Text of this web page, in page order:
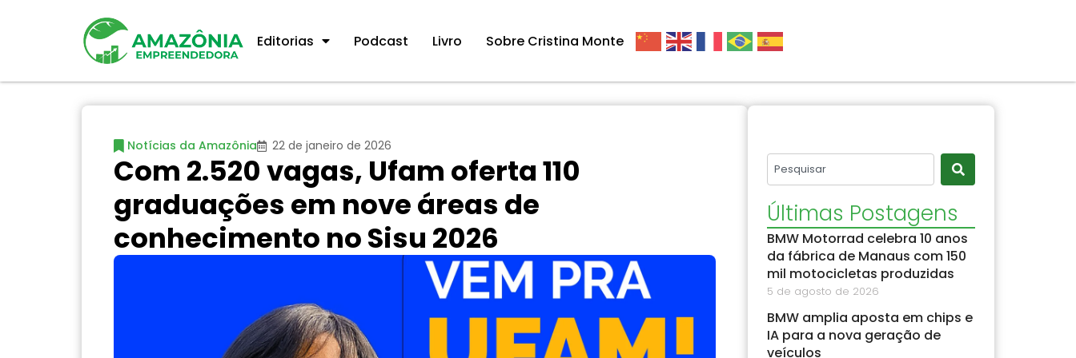
Editorias Podcast Livro Sobre Cristina Monte
Notícias da Amazônia 22 de janeiro de 2026
Com 2.520 vagas, Ufam oferta 110
graduações em nove áreas de
conhecimento no Sisu 2026
Últimas Postagens
BMW Motorrad celebra 10 anos
da fábrica de Manaus com 150
mil motocicletas produzidas
5 de agosto de 2026
BMW amplia aposta em chips e
IA para a nova geração de
veículos